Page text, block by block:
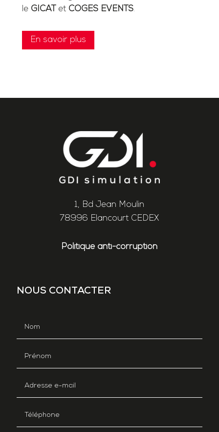
le GICAT et COGES EVENTS.
En savoir plus
1, Bd Jean Moulin
78996 Elancourt CEDEX
Politique anti-corruption
NOUS CONTACTER